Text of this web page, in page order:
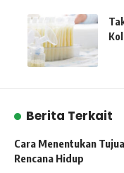
Berita Terkait
Cara Menentukan
Rencana Hidup